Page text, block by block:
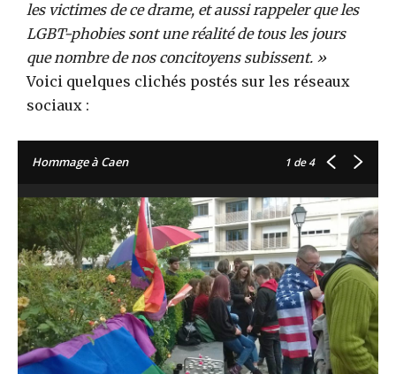
les victimes de ce drame, et aussi rappeler que les
LGBT-phobies sont une réalité de tous les jours
que nombre de nos concitoyens subissent. »
Voici quelques clichés postés sur les réseaux
sociaux :
Hommage à Caen 1 de 4